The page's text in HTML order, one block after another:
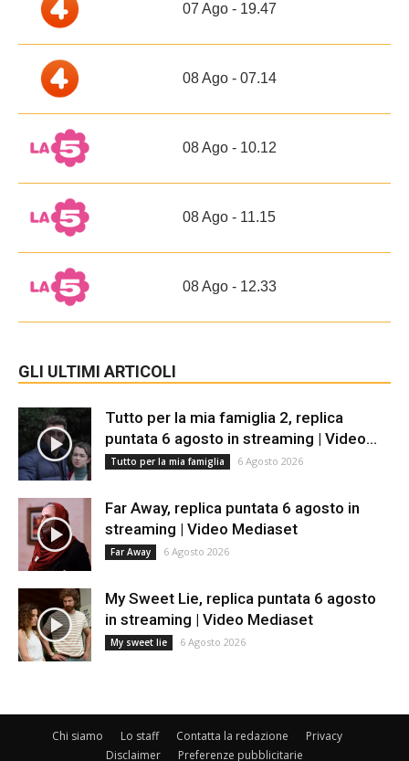
07 Ago - 19.47
08 Ago - 07.14
08 Ago - 10.12
08 Ago - 11.15
08 Ago - 12.33
GLI ULTIMI ARTICOLI
Tutto per la mia famiglia 2, replica
puntata 6 agosto in streaming | Video...
Tutto per la mia famiglia 6 Agosto 2026
Far Away, replica puntata 6 agosto in
streaming | Video Mediaset
Far Away 6 Agosto 2026
My Sweet Lie, replica puntata 6 agosto
in streaming | Video Mediaset
My sweet lie 6 Agosto 2026
Chi siamo Lo staff Contatta la redazione
Privacy
Disclaimer
Preferenze pubblicitarie